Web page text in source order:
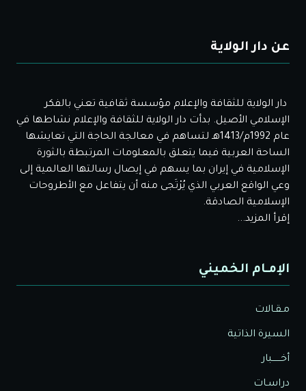
عن دار الولاية
دار الولاية للثقافة والإعلام مؤسسة ثقافية تعني بالفكر
الإسلامي الأصيل. بدأت دار الولاية للثقافة والإعلام نشاطها في
عام 1992م/1413هـ لتساهم في معالجة الحاجة التي تعايشها
الساحة العربية فيما يتعلق بالمعلومات المرتبطة بالثورة
الإسلامية في إيران بما يسهم في إيصال رسالتها العالمية إلى
وعي الواقع العربي الذي يُرْتَجى منه أن يتفاعل مع الأطروحات
الإسلامية الصادقة.
إقرأ المزيد...
الإمـام الخميني
مـقـالات
السيرة الذاتية
أخــــــبار
دراسـات